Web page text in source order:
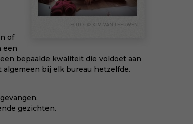
of
een
bepaalde kwaliteit die voldoet aan
bij elk bureau hetzelfde.
gezichten.